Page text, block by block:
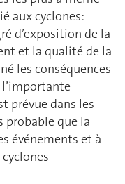
aux cyclones:
d’exposition de la
et la qualité de la
les conséquences
prévue dans les
probable que la
événements et à